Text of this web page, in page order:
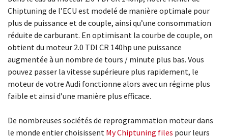
Chiptuning de l’ECU est modelé de manière optimale pour
plus de puissance et de couple, ainsi qu’une consommation
réduite de carburant. En optimisant la courbe de couple, on
obtient du moteur 2.0 TDI CR 140hp une puissance
augmentée à un nombre de tours / minute plus bas. Vous
pouvez passer la vitesse supérieure plus rapidement, le
moteur de votre Audi fonctionne alors avec un régime plus
faible et ainsi d’une manière plus efficace.
De nombreuses sociétés de reprogrammation moteur dans
le monde entier choisissent My Chiptuning files pour leurs